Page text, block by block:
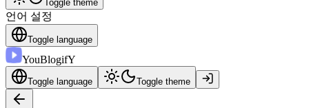
Toggle theme
언어 설정
Toggle language
YouBlogifY
Toggle language Toggle theme